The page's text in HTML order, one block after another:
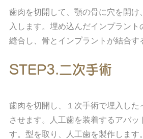
歯肉を切開して、顎の骨に穴を開け
入します。埋め込んだインプラント
縫合し、骨とインプラントが結合す
STEP3.二次手術
歯肉を切開し、１次手術で埋入した
させます。人工歯を装着するアバッ
す。型を取り、人工歯を製作します。